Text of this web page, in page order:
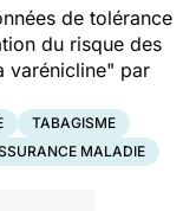
de tolérance
du risque des
varénicline" par
TABAGISME
MALADIE